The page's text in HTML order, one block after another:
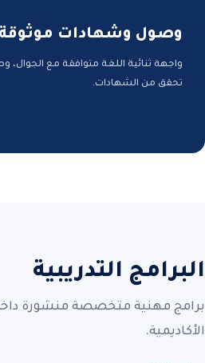
وصول وشهادات موثوقة
واجهة ثنائية اللغة متوافقة مع
تحقق من الشهادات.
البرامج التدريبية
برامج مهنية متخصصة منشورة
الأكاديمية.